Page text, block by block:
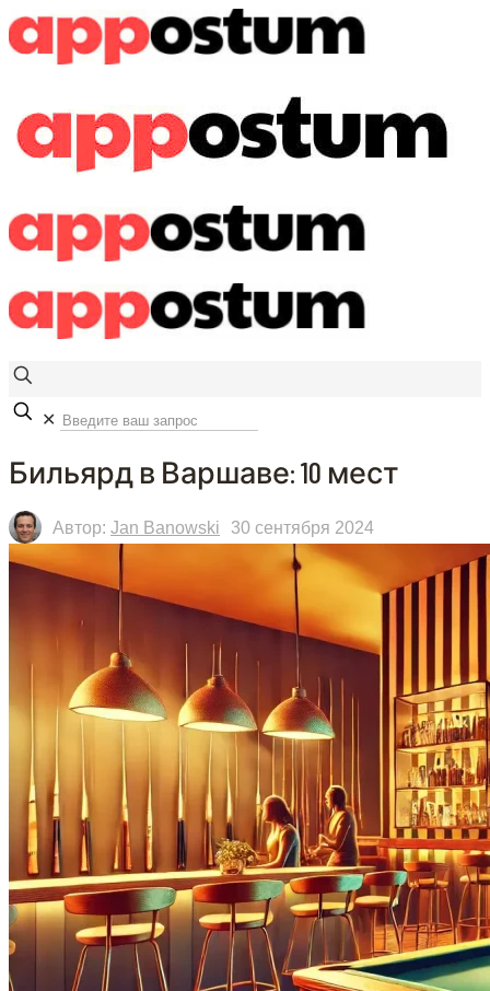
✕
Бильярд в Варшаве: 10 мест
Автор: Jan Banowski 30 сентября 2024